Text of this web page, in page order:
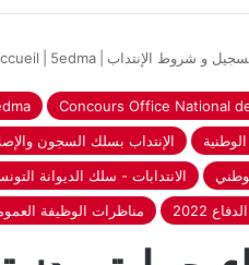
5edma
Concours Office National
الإنتداب بسلك السجون
الانتدابات - سلك الديوانة
مناظرات الوظيفة
2022